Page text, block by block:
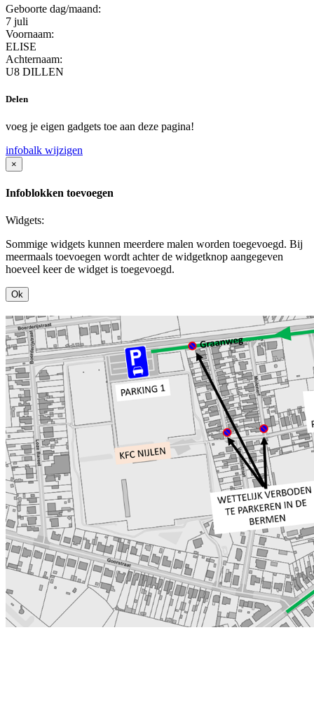
Geboorte dag/maand:
7 juli
Voornaam:
ELISE
Achternaam:
U8 DILLEN
Delen
voeg je eigen gadgets toe aan deze pagina!
infobalk wijzigen
×
Infoblokken toevoegen
Widgets:
Sommige widgets kunnen meerdere malen worden toegevoegd. Bij
meermaals toevoegen wordt achter de widgetknop aangegeven
hoeveel keer de widget is toegevoegd.
Ok